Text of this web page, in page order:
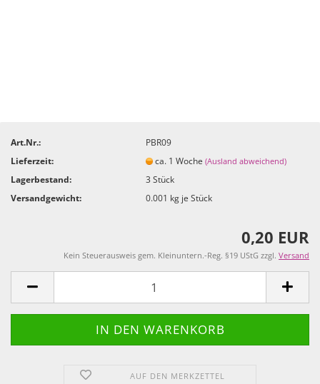
Art.Nr.:
PBR09
Lieferzeit:
ca. 1 Woche(Ausland abweichend)
Lagerbestand: 3Stück
Versandgewicht:
0.001 kg je Stück
0,20 EUR
Kein Steuerausweis gem. Kleinuntern.-Reg. §19 UStG zzgl. Versand
AUF DEN MERKZETTEL